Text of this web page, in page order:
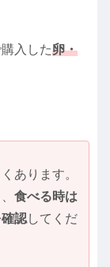
入した卵・
あります。
食べる時は
認してくだ